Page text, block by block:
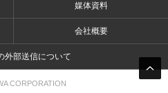
媒体資料
会社概要
外部送信について
CORPORATION